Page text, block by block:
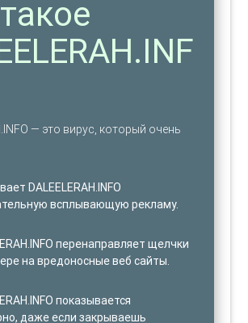
— это вирус, который очень
DALEELERAH.INFO
всплывающую рекламу.
перенаправляет щелчки
на вредоносные веб сайты.
показывается
даже если закрываешь